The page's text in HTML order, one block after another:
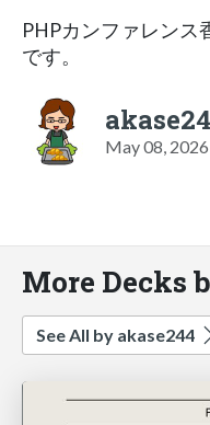
PHPカンファレンス
です。
May 08, 2026
More Decks
See All by akase244